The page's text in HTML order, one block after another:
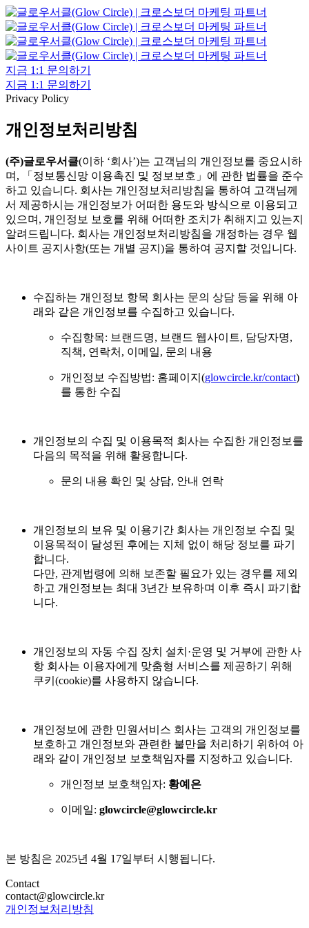
지금 1:1 문의하기
지금 1:1 문의하기
Privacy Policy
개인정보처리방침
(주)글로우서클(이하 ‘회사’)는 고객님의 개인정보를 중요시하
며, 「정보통신망 이용촉진 및 정보보호」에 관한 법률을 준수
하고 있습니다. 회사는 개인정보처리방침을 통하여 고객님께
서 제공하시는 개인정보가 어떠한 용도와 방식으로 이용되고
있으며, 개인정보 보호를 위해 어떠한 조치가 취해지고 있는지
알려드립니다. 회사는 개인정보처리방침을 개정하는 경우 웹
사이트 공지사항(또는 개별 공지)을 통하여 공지할 것입니다.
수집하는 개인정보 항목 회사는 문의 상담 등을 위해 아
래와 같은 개인정보를 수집하고 있습니다.
수집항목: 브랜드명, 브랜드 웹사이트, 담당자명,
직책, 연락처, 이메일, 문의 내용
개인정보 수집방법: 홈페이지(glowcircle.kr/contact)
를 통한 수집
개인정보의 수집 및 이용목적 회사는 수집한 개인정보를
다음의 목적을 위해 활용합니다.
문의 내용 확인 및 상담, 안내 연락
개인정보의 보유 및 이용기간 회사는 개인정보 수집 및
이용목적이 달성된 후에는 지체 없이 해당 정보를 파기
합니다.
다만, 관계법령에 의해 보존할 필요가 있는 경우를 제외
하고 개인정보는 최대 3년간 보유하며 이후 즉시 파기합
니다.
개인정보의 자동 수집 장치 설치·운영 및 거부에 관한 사
항 회사는 이용자에게 맞춤형 서비스를 제공하기 위해
쿠키(cookie)를 사용하지 않습니다.
개인정보에 관한 민원서비스 회사는 고객의 개인정보를
보호하고 개인정보와 관련한 불만을 처리하기 위하여 아
래와 같이 개인정보 보호책임자를 지정하고 있습니다.
개인정보 보호책임자: 황예은
이메일: glowcircle@glowcircle.kr
본 방침은 2025년 4월 17일부터 시행됩니다.
Contact
contact@glowcircle.kr
개인정보처리방침